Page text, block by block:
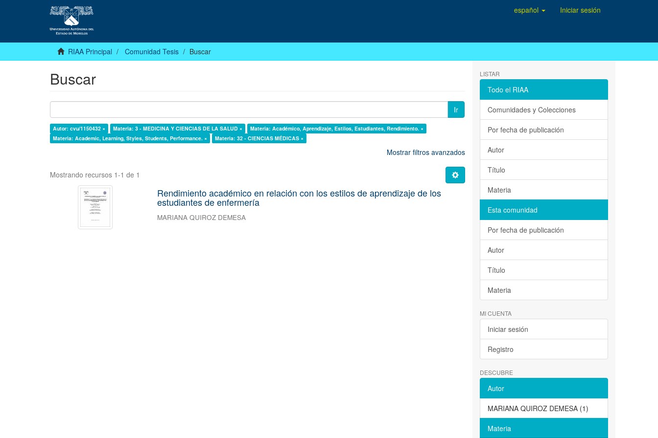
español Iniciar sesión
RIAA Principal Comunidad Tesis Buscar
Buscar
Ir
Autor: cvu/1150432 × Materia: 3 - MEDICINA Y CIENCIAS DE LA SALUD ×
Materia: Académico, Aprendizaje, Estilos, Estudiantes, Rendimiento. ×
Materia: Academic, Learning, Styles, Students, Performance. ×
Materia: 32 - CIENCIAS MÉDICAS ×
Mostrar filtros avanzados
Mostrando recursos 1-1 de 1
Rendimiento académico en relación con los estilos de aprendizaje de los
estudiantes de enfermería
MARIANA QUIROZ DEMESA
LISTAR
Todo el RIAA
Comunidades y Colecciones
Por fecha de publicación
Autor
Título
Materia
Esta comunidad
Por fecha de publicación
Autor
Título
Materia
MI CUENTA
Iniciar sesión
Registro
DESCUBRE
Autor
MARIANA QUIROZ DEMESA (1)
Materia